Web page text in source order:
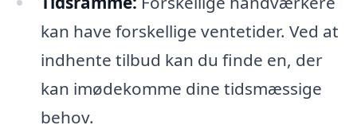
kan have forskellige ventetider. Ved at
indhente tilbud kan du finde en, der
kan imødekomme dine tidsmæssige
behov.